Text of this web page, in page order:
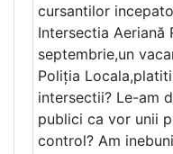
cursantilor
Intersectia Aeriană
septembrie,un
Poliția
intersectii? Le-am
publici ca vor unii
control? Am